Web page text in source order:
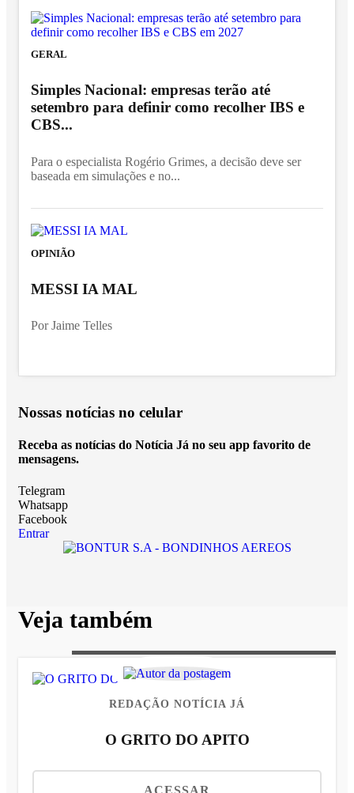
GERAL
Simples Nacional: empresas terão até
setembro para definir como recolher IBS e
CBS...
Para o especialista Rogério Grimes, a decisão deve ser
baseada em simulações e no...
OPINIÃO
MESSI IA MAL
Por Jaime Telles
Nossas notícias no celular
Receba as notícias do Notícia Já no seu app favorito de
mensagens.
Telegram
Whatsapp
Facebook
Entrar
Veja também
REDAÇÃO NOTÍCIA JÁ
O GRITO DO APITO
ACESSAR